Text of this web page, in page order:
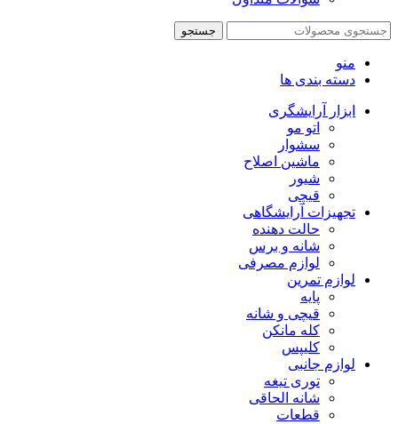
جستجو
منو
دسته بندی ها
ابزار آرایشگری
اتو مو
سشوار
ماشین اصلاح
شیور
قیچی
تجهیزات آرایشگاهی
حالت دهنده
شانه و برس
لوازم مصرفی
لوازم تمرین
پایه
قیچی و شانه
کله مانکن
کلیپس
لوازم جانبی
توری تیغه
شانه الحاقی
قطعات